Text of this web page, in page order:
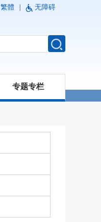
繁體 无障碍
专题专栏